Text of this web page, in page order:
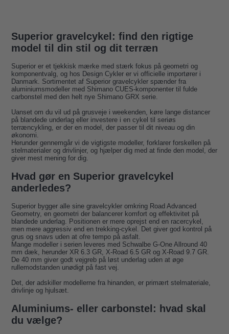
Superior gravelcykel: find den rigtige
model til din stil og dit terræn
Superior er et tjekkisk mærke med stærk fokus på geometri og
komponentvalg, og hos Design Cykler er vi officielle importører i
Danmark. Sortimentet af Superior gravelcykler spænder fra
aluminiumsmodeller med Shimano CUES-komponenter til fulde
carbonstel med den helt nye Shimano GRX serie.
Uanset om du vil ud på grusveje i weekenden, køre lange distancer
på blandede underlag eller investere i en cykel til seriøs
terræncykling, er der en model, der passer til dit niveau og din
økonomi.
Herunder gennemgår vi de vigtigste modeller, forklarer forskellen på
stelmaterialer og drivlinjer, og hjælper dig med at finde den model, der
giver mest mening for dig.
Hvad gør en Superior gravelcykel
anderledes?
Superior bygger alle sine gravelcykler omkring Road Advanced
Geometry, en geometri der balancerer komfort og effektivitet på
blandede underlag. Positionen er mere oprejst end en racercykel,
men mere aggressiv end en trekking-cykel. Det giver god kontrol på
grus og snavs uden at ofre tempo på asfalt.
Mange modeller i serien leveres med Schwalbe G-One Allround 40
mm dæk, herunder XR 6.3 GR, X-Road 6.5 GR og X-Road 9.7 GR.
De 40 mm giver godt vejgreb på løst underlag uden at øge
rullemodstanden unødigt på fast vej.
Det, der adskiller modellerne fra hinanden, er primært stelmateriale,
drivlinje og hjulsæt.
Aluminiums- eller carbonstel: hvad skal
du vælge?